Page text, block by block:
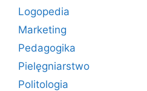
Logopedia
Marketing
Pedagogika
Pielęgniarstwo
Politologia